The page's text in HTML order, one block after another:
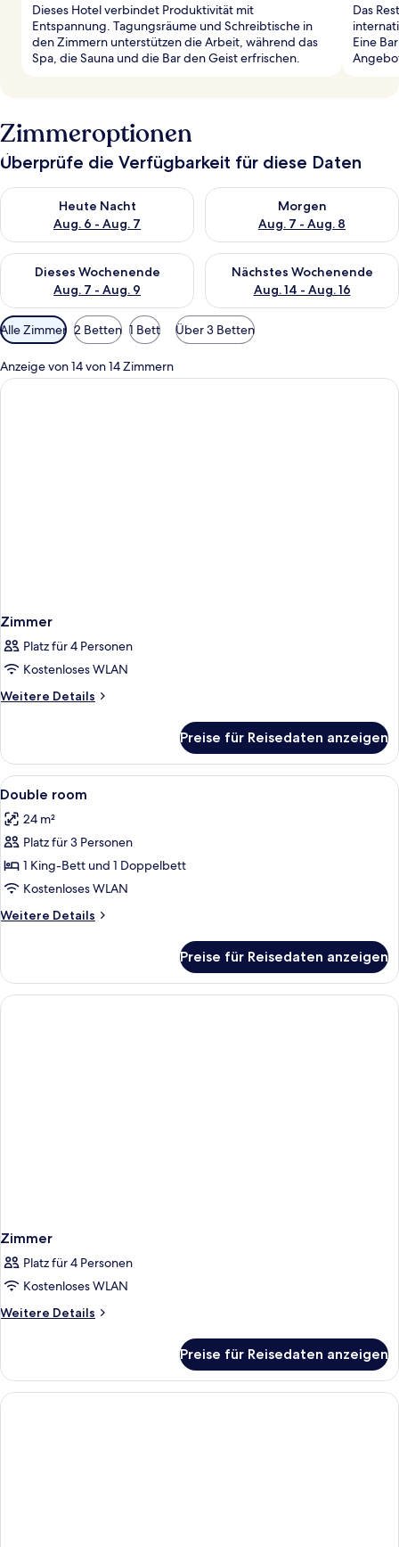
Dieses Hotel verbindet Produktivität mit
Entspannung. Tagungsräume und Schreibtische in
den Zimmern unterstützen die Arbeit, während das
Spa, die Sauna und die Bar den Geist erfrischen.
Das
Eine
Zimmeroptionen
Überprüfe die Verfügbarkeit für diese Daten
Heute Nacht
Aug. 6 - Aug. 7
Überprüfe die Verfügbarkeit für heute Nacht, Aug. 6 - Aug. 7.
Morgen
Aug. 7 - Aug. 8
Überprüfe die Verfügbarkeit
Dieses Wochenende
Aug. 7 - Aug. 9
Überprüfe die Verfügbarkeit für dieses Wochenende, Aug. 7
Nächstes Wochenende
Aug. 14 - Aug. 16
Überprüfe die Verfügbarkeit
Verfügbare
Filter
für
Zimmer
Alle Zimmer 2 Betten 1 Bett Über 3 Betten
Anzeige von 14 von 14 Zimmern
Zimmer
Platz für 4 Personen
Kostenloses WLAN
Weitere Details
Weitere
Preise für Reisedaten anzeigen
Alle
Fotos
für
Double
room
anzeigen
Minibar, Zimmersafe, Schreibtisch,
4
Double room
24 m²
Platz für 3 Personen
1 King-Bett und 1 Doppelbett
Kostenloses WLAN
Weitere Details
Weitere
room
Preise für Reisedaten anzeigen
Zimmer
Platz für 4 Personen
Kostenloses WLAN
Weitere Details
Weitere
Preise für Reisedaten anzeigen